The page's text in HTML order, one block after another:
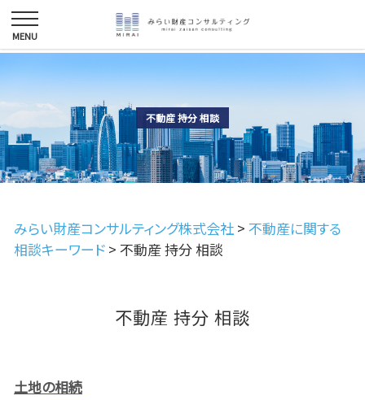
不動産 持分 相談
みらい財産コンサルティング株式会社 > 不動産に関する
相談キーワード > 不動産 持分 相談
不動産 持分 相談
土地の相続